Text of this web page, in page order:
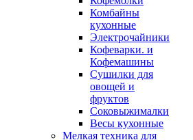
Комбайны
кухонные
Электрочайники
Кофеварки. и
Кофемашины
Сушилки для
овощей и
фруктов
Соковыжималки
Весы кухонные
Мелкая техника для